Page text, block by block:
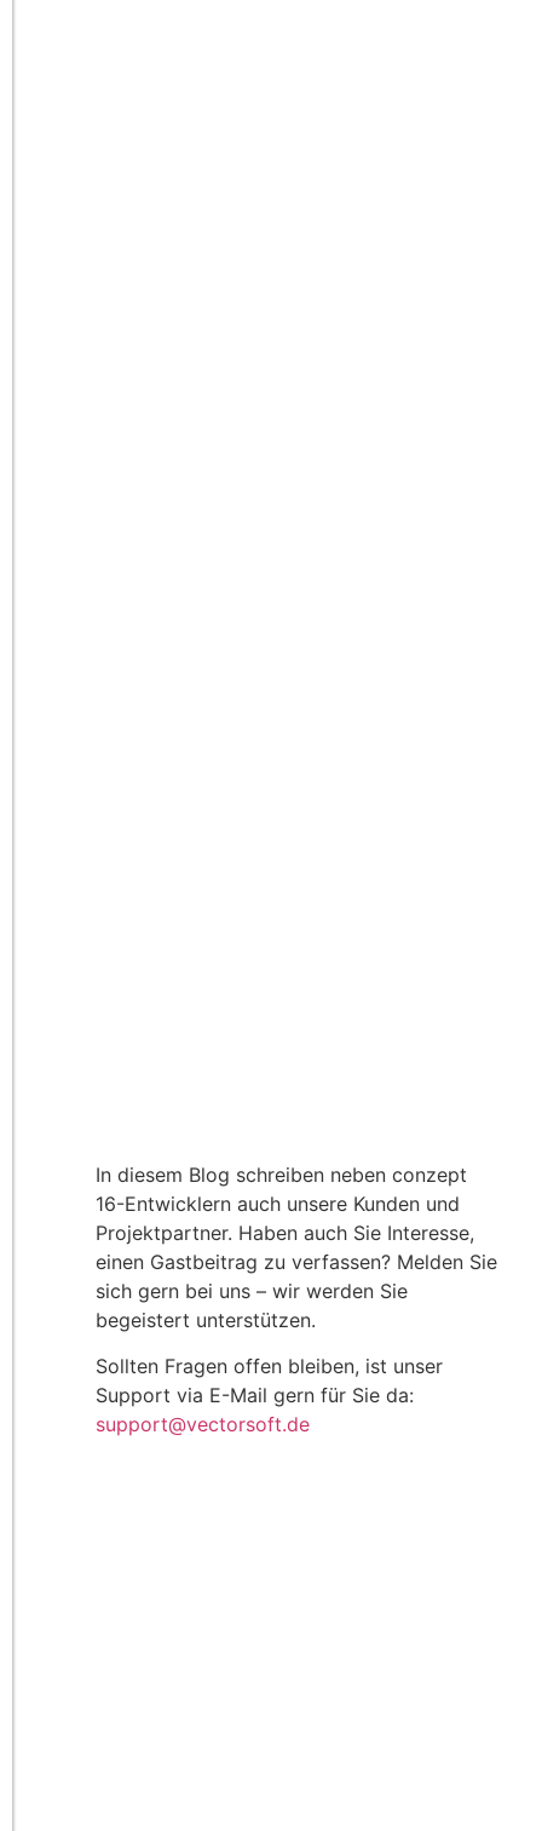
In diesem Blog schreiben neben conzept
16-Entwicklern auch unsere Kunden und
Projektpartner. Haben auch Sie Interesse,
einen Gastbeitrag zu verfassen? Melden Sie
sich gern bei uns – wir werden Sie
begeistert unterstützen.
Sollten Fragen offen bleiben, ist unser
Support via E-Mail gern für Sie da:
support@vectorsoft.de